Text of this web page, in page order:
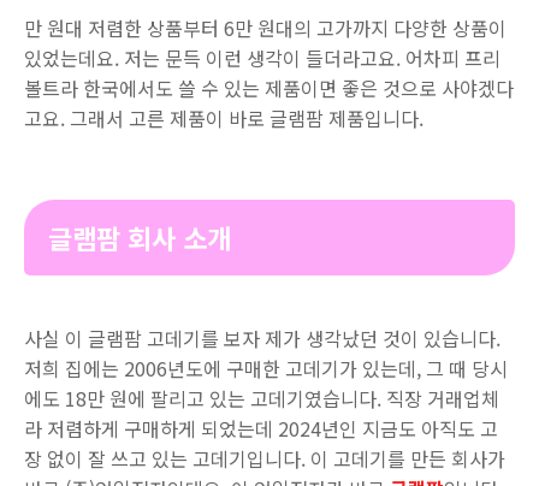
만 원대 저렴한 상품부터 6만 원대의 고가까지 다양한 상품이
있었는데요. 저는 문득 이런 생각이 들더라고요. 어차피 프리
볼트라 한국에서도 쓸 수 있는 제품이면 좋은 것으로 사야겠다
고요. 그래서 고른 제품이 바로 글램팜 제품입니다.
글램팜 회사 소개
사실 이 글램팜 고데기를 보자 제가 생각났던 것이 있습니다.
저희 집에는 2006년도에 구매한 고데기가 있는데, 그 때 당시
에도 18만 원에 팔리고 있는 고데기였습니다. 직장 거래업체
라 저렴하게 구매하게 되었는데 2024년인 지금도 아직도 고
장 없이 잘 쓰고 있는 고데기입니다. 이 고데기를 만든 회사가